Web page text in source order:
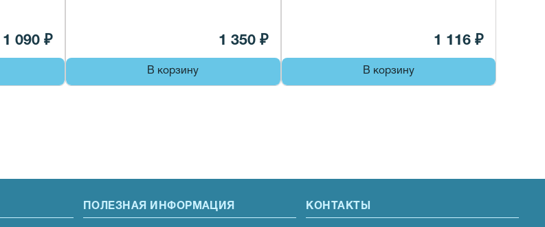
1 090 ₽ 1 350 ₽
В корзину
1 116 ₽
В корзину
ПОЛЕЗНАЯ ИНФОРМАЦИЯ КОНТАКТЫ